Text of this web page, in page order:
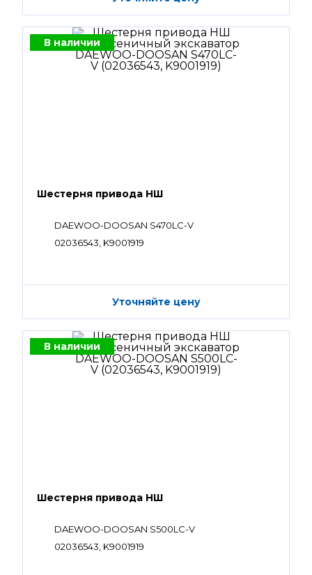
В наличии
Шестерня привода НШ
DAEWOO-DOOSAN S470LC-V
02036543, K9001919
Уточняйте цену
В наличии
Шестерня привода НШ
DAEWOO-DOOSAN S500LC-V
02036543, K9001919